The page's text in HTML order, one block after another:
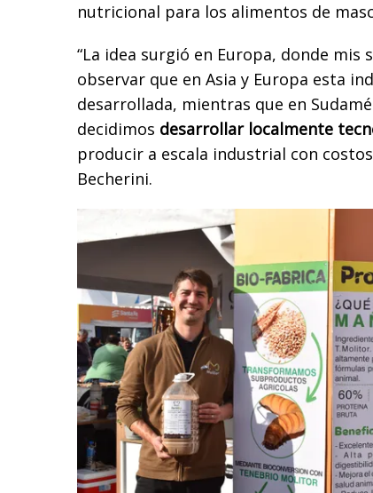
nutricional para los alimentos de
“La idea surgió en Europa, donde mis
observar que en Asia y Europa esta
desarrollada, mientras que en
decidimos desarrollar localmente
producir a escala industrial con
Becherini.